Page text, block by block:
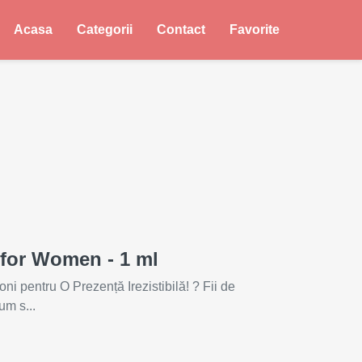
Acasa Categorii Contact Favorite
Women - 1 ml
pentru O Prezență Irezistibilă! ? Fii de
s...